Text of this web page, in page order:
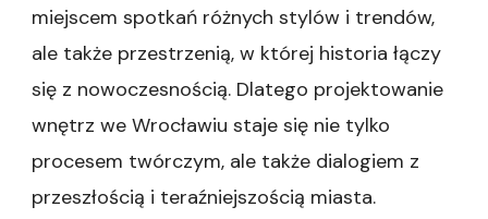
miejscem spotkań różnych stylów i trendów,
ale także przestrzenią, w której historia łączy
się z nowoczesnością. Dlatego projektowanie
wnętrz we Wrocławiu staje się nie tylko
procesem twórczym, ale także dialogiem z
przeszłością i teraźniejszością miasta.